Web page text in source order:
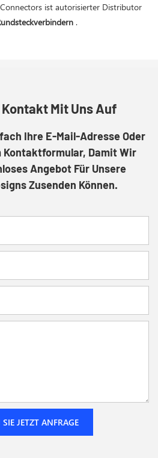
ist autorisierter Distributor
.
Mit Uns Auf
Ihre E-Mail-Adresse Oder
Kontaktformular, Damit Wir
Angebot Für Unsere
Zusenden Können.
JETZT ANFRAGE